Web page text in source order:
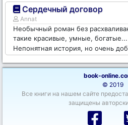
Сердечный договор
Annat
Необычный роман без
такие красивые, умные, богатые...
Непонятная история, но очень
book-
© 2019
Все книги на нашем сайте
защищены